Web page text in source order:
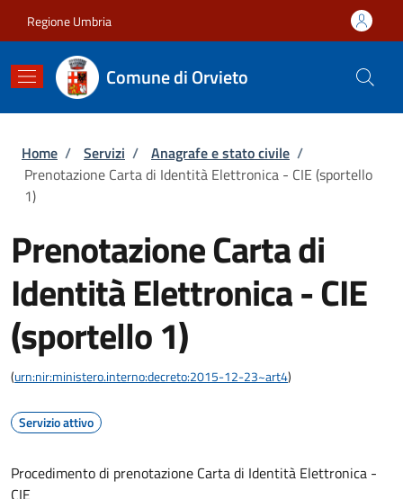
Regione Umbria
Comune di Orvieto
Briciole di pane
Home / Servizi / Anagrafe e stato civile /
Prenotazione Carta di Identità Elettronica - CIE (sportello
1)
Prenotazione Carta di
Identità Elettronica - CIE
(sportello 1)
(urn:nir:ministero.interno:decreto:2015-12-23~art4)
Servizio attivo
Procedimento di prenotazione Carta di Identità Elettronica -
CIE